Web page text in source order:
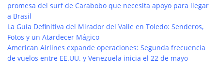
promesa del surf de Carabobo que necesita apoyo para llegar
a Brasil
La Guía Definitiva del Mirador del Valle en Toledo: Senderos,
Fotos y un Atardecer Mágico
American Airlines expande operaciones: Segunda frecuencia
de vuelos entre EE.UU. y Venezuela inicia el 22 de mayo